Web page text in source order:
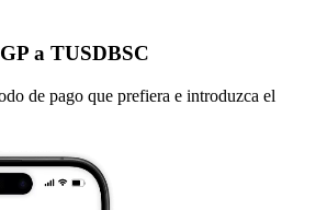
a TUSDBSC
de pago que prefiera e introduzca el